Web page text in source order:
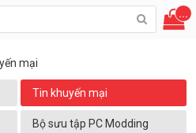
...
mại
Tin khuyến mại
Bộ sưu tập PC Modding